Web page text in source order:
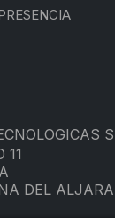
11
DEL